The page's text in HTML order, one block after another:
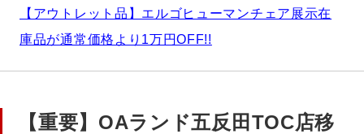
【アウトレット品】エルゴヒューマンチェア展示在
庫品が通常価格より1万円OFF!!
【重要】OAランド五反田TOC店移